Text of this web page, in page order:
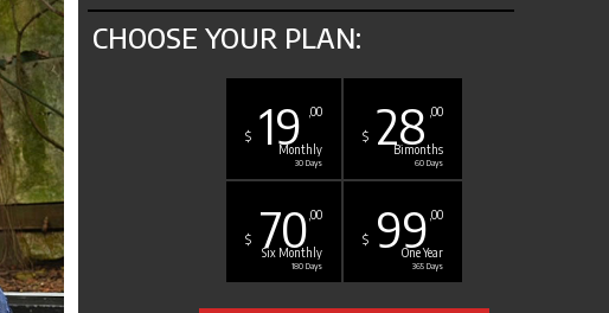
CHOOSE YOUR PLAN:
$ 19 ,00
Monthly
30 Days
$ 28 ,00
Bimonths
60 Days
$ 70 ,00
Six Monthly
180 Days
$ 99 ,00
One Year
365 Days